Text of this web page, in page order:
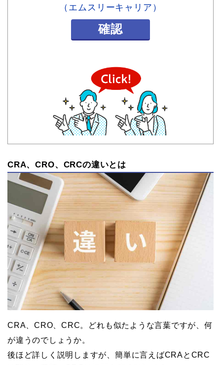
（エムスリーキャリア）
確認
CRA、CRO、CRCの違いとは
CRA、CRO、CRC。どれも似たような言葉ですが、何
が違うのでしょうか。
後ほど詳しく説明しますが、簡単に言えばCRAとCRC